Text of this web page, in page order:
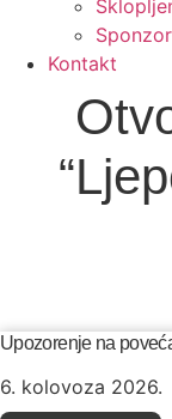
Kontakt
Upozorenje na
6. kolovoza 2026.